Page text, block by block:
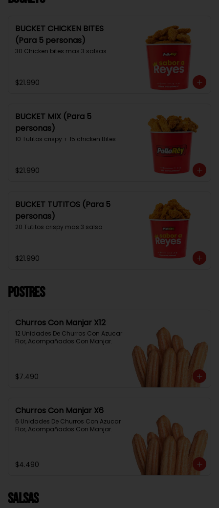
BUCKET CHICKEN BITES
(Para 5 personas)
30 Chicken bites mas 3 salsas
$21.990
BUCKET MIX (Para 5
personas)
10 Tutitos crispy + 15 chicken Bites
$21.990
BUCKET TUTITOS (Para 5
personas)
20 Tutitos crispy mas 3 salsa
$21.990
Postres
Churros Con Manjar X12
12 Unidades De Churros Con Azucar
Flor, Acompañados Con Manjar.
$7.490
Churros Con Manjar X6
6 Unidades De Churros Con Azucar
Flor, Acompañados Con Manjar.
$4.490
Salsas